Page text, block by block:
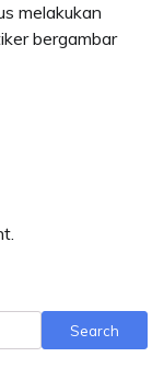
melakukan
bergambar
Search